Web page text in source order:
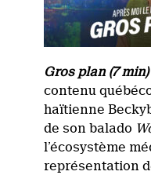
Gros plan (7 min)
contenu
haïtienne
de son balado
l’écosystème
représentation